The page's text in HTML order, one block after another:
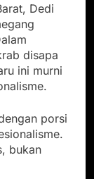
Dedi
disapa
ini murni
porsi
bukan